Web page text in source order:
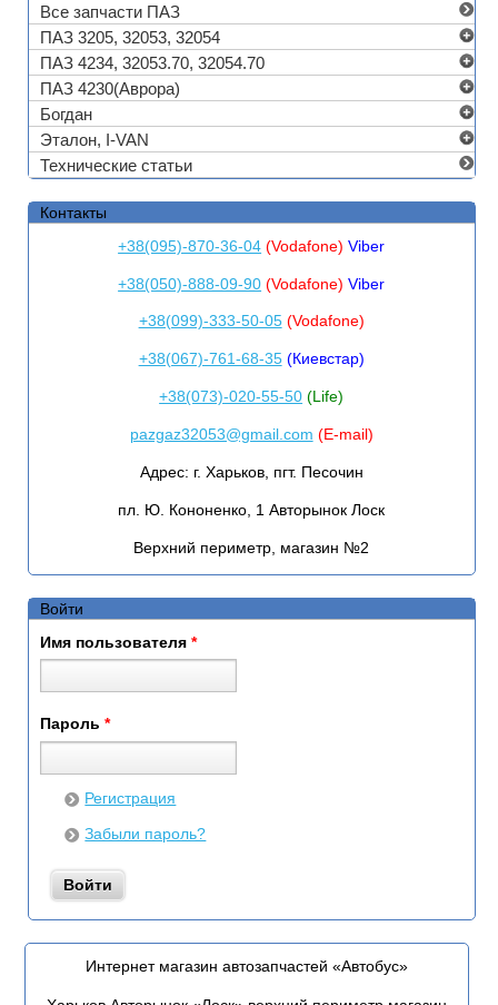
Все запчасти ПАЗ
ПАЗ 3205, 32053, 32054
ПАЗ 4234, 32053.70, 32054.70
ПАЗ 4230(Аврора)
Богдан
Эталон, I-VAN
Технические статьи
Контакты
+38(095)-870-36-04 (Vodafone)Viber
+38(050)-888-09-90 (Vodafone)Viber
+38(099)-333-50-05(Vodafone)
+38(067)-761-68-35(Киевстар)
+38(073)-020-55-50 (Life)
pazgaz32053@gmail.com (E-mail)
Адрес: г. Харьков, пгт. Песочин
пл. Ю. Кононенко, 1 Авторынок Лоск
Верхний периметр, магазин №2
Войти
Имя пользователя *
Пароль *
Регистрация
Забыли пароль?
Интернет магазин автозапчастей «Автобус»